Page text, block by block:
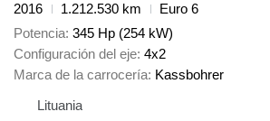
2016
1.212.530 km
Euro 6
Potencia 345 Hp (254 kW)
Configuración del eje 4x2
Marca de la carrocería Kassbohrer
Lituania